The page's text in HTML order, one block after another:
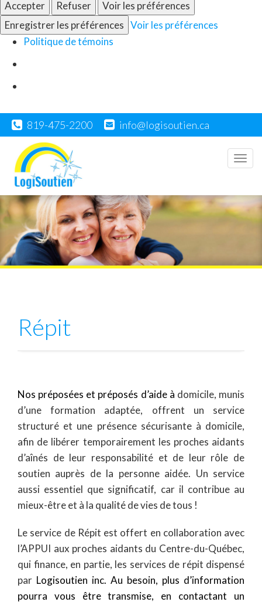
Accepter Refuser
Voir les préférences
Enregistrer les préférences Voir les préférences
Politique de témoins
819-475-2200 info@logisoutien.ca
Répit
Nos préposées et préposés d’aide à domicile, munis
d’une formation adaptée, offrent un service
structuré et une présence sécurisante à domicile,
afin de libérer temporairement les proches aidants
d’aînés de leur responsabilité et de leur rôle de
soutien auprès de la personne aidée. Un service
aussi essentiel que significatif, car il contribue au
mieux-être et à la qualité de vies de tous !
Le service de Répit est offert en collaboration avec
l’APPUI aux proches aidants du Centre-du-Québec,
qui finance, en partie, les services de répit dispensé
par Logisoutien inc. Au besoin, plus d’information
pourra vous être transmise, en contactant un